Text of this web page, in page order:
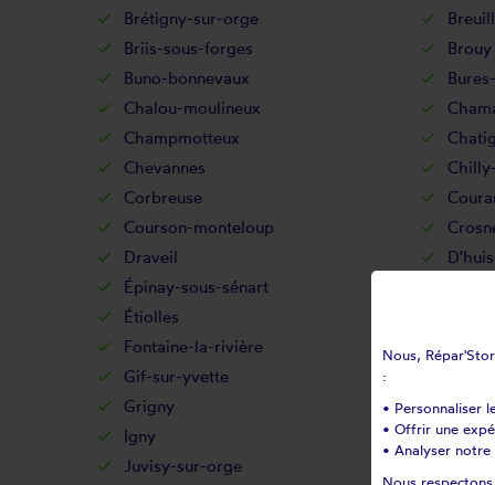
Brétigny-sur-orge
Briis-sous-forges
Brouy
Buno-bonnevaux
Chalou-moulineux
Champmotteux
Chevannes
Corbreuse
Courson-monteloup
Draveil
Épinay-sous-sénart
Étiolles
Fontaine-la-rivière
Gif-sur-yvette
Grigny
Igny
Juvisy-sur-orge
Nous,
:
• Personnaliser
• Offrir une
• Analyser notre